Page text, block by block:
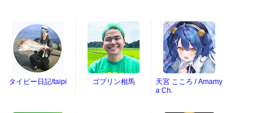
タイピー日記/taipi ゴブリン相馬
天宮 こころ / Amamy
a Ch.